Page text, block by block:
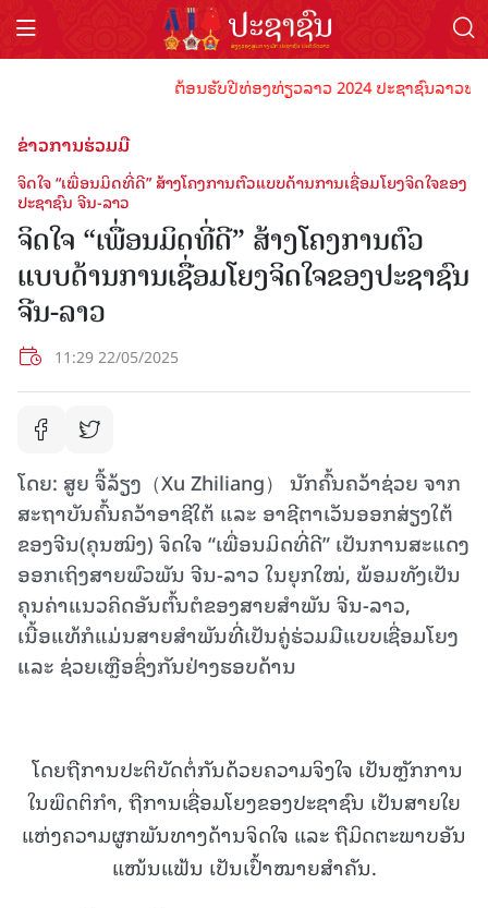
ຕ້ອນຮັບປີທ່ອງທ່ຽວລາວ 2024 ປະຊາຊົນລາວທຸກຄົ
ຂ່າວການຮ່ວມມື
ຈິດໃຈ “ເພື່ອນມິດທີ່ດີ” ສ້າງໂຄງການຕົວແບບດ້ານການເຊື່ອມໂຍງຈິດໃຈຂອງ
ປະຊາຊົນ ຈີນ-ລາວ
ຈິດໃຈ “ເພື່ອນມິດທີ່ດີ” ສ້າງໂຄງການຕົວ
ແບບດ້ານການເຊື່ອມໂຍງຈິດໃຈຂອງປະຊາຊົນ
ຈີນ-ລາວ
11:29 22/05/2025
ໂດຍ: ສູຍ ຈື້ລ້ຽງ（Xu Zhiliang） ນັກຄົ້ນຄວ້າຊ່ວຍ ຈາກ
ສະຖາບັນຄົ້ນຄວ້າອາຊີໃຕ້ ແລະ ອາຊີຕາເວັນອອກສ່ຽງໃຕ້
ຂອງຈີນ(ຄຸນໝິງ) ຈິດໃຈ “ເພື່ອນມິດທີ່ດີ” ເປັນການສະແດງ
ອອກເຖິງສາຍພົວພັນ ຈີນ-ລາວ ໃນຍຸກໃໝ່, ພ້ອມທັງເປັນ
ຄຸນຄ່າແນວຄິດອັນຕົ້ນຕໍຂອງສາຍສໍາພັນ ຈີນ-ລາວ,
ເນື້ອແທ້ກໍແມ່ນສາຍສໍາພັນທີ່ເປັນຄູ່ຮ່ວມມືແບບເຊື່ອມໂຍງ
ແລະ ຊ່ວຍເຫຼືອຊຶ່ງກັນຢ່າງຮອບດ້ານ
ໂດຍຖືການປະຕິບັດຕໍ່ກັນດ້ວຍຄວາມຈິງໃຈ ເປັນຫຼັກການ
ໃນພຶດຕິກໍາ, ຖືການເຊື່ອມໂຍງຂອງປະຊາຊົນ ເປັນສາຍໃຍ
ແຫ່ງຄວາມຜູກພັນທາງດ້ານຈິດໃຈ ແລະ ຖືມິດຕະພາບອັນ
ແໜ້ນແຟ້ນ ເປັນເປົ້າໝາຍສຳຄັນ.